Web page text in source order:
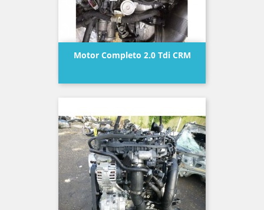
Motor Completo 2.0 Tdi CRM